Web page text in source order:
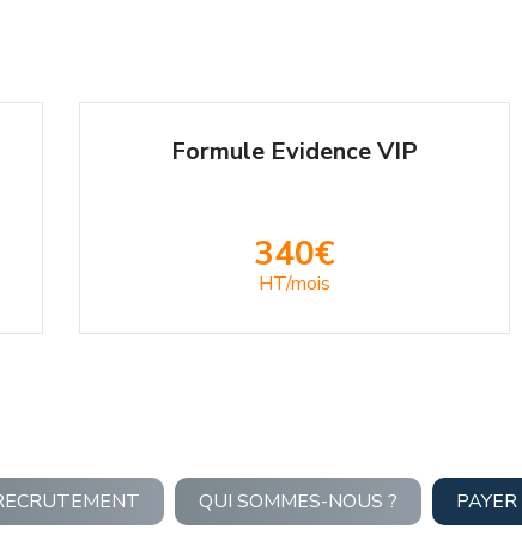
Formule Evidence VIP
340€
HT/mois
QUI SOMMES-NOUS ?